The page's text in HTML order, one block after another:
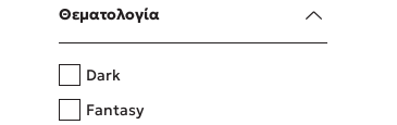
Η μέθοδος Αφήστε τους
Θεματολογία
Dark
Fantasy